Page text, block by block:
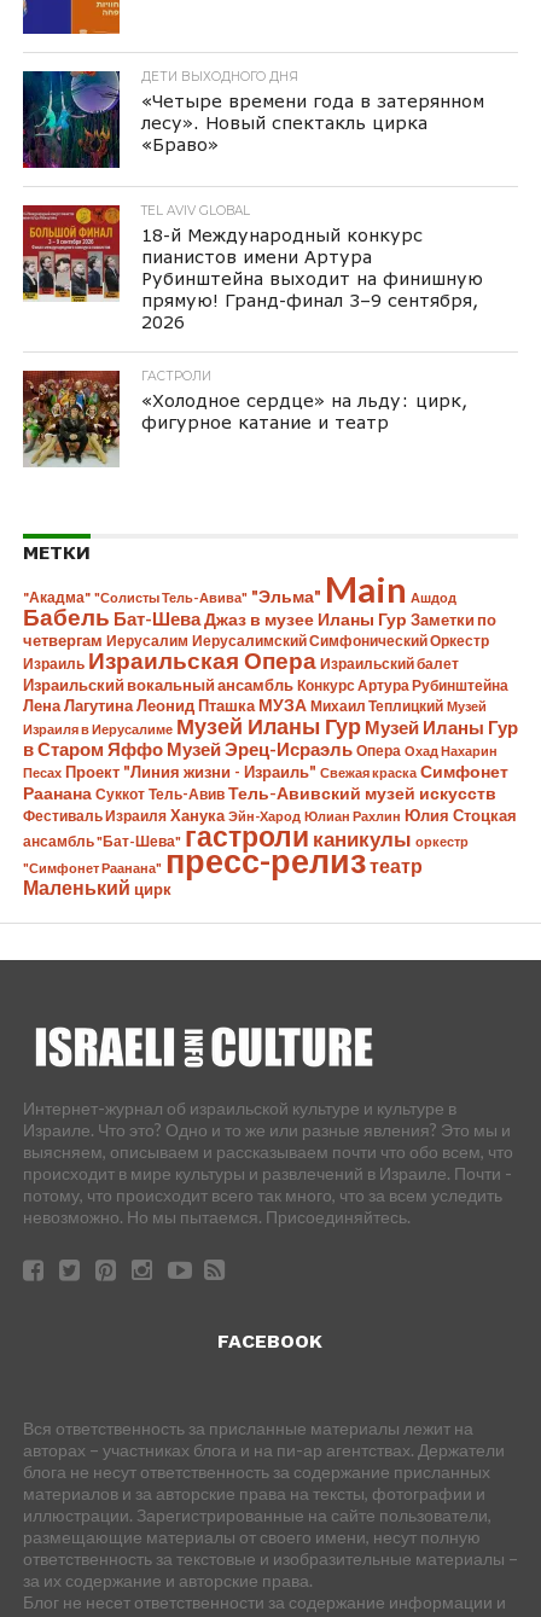
ДЕТИ ВЫХОДНОГО ДНЯ
«Четыре времени года в затерянном
лесу». Новый спектакль цирка
«Браво»
TEL AVIV GLOBAL
18-й Международный конкурс
пианистов имени Артура
Рубинштейна выходит на финишную
прямую! Гранд-финал 3–9 сентября,
2026
ГАСТРОЛИ
«Холодное сердце» на льду: цирк,
фигурное катание и театр
МЕТКИ
"Акадма" "Солисты Тель-Авива" "Эльма" Main Ашдод
Бабель Бат-ШеваДжаз в музее Иланы Гур Заметки по
четвергам Иерусалим Иерусалимский Симфонический Оркестр
Израиль Израильская Опера Израильский балет
Израильский вокальный ансамбль Конкурс Артура Рубинштейна
Лена Лагутина Леонид Пташка МУЗА Михаил Теплицкий Музей
Израиля в Иерусалиме Музей Иланы Гур Музей Иланы Гур
в Старом Яффо Музей Эрец-Исраэль Опера Охад Нахарин
Песах Проект "Линия жизни - Израиль" Свежая краска Симфонет
Раанана Суккот Тель-Авив Тель-Авивский музей искусств
Фестиваль Израиля Ханука Эйн-Харод Юлиан Рахлин Юлия Стоцкая
ансамбль "Бат-Шева" гастроли каникулы оркестр
"Симфонет Раанана" пресс-релизтеатр
Маленький цирк
Интернет-журнал об израильской культуре и культуре в
Израиле. Что это? Одно и то же или разные явления? Это мы и
выясняем, описываем и рассказываем почти что обо всем, что
происходит в мире культуры и развлечений в Израиле. Почти -
потому, что происходит всего так много, что за всем уследить
невозможно. Но мы пытаемся. Присоединяйтесь.
FACEBOOK
Вся ответственность за присланные материалы лежит на
авторах – участниках блога и на пи-ар агентствах. Держатели
блога не несут ответственность за содержание присланных
материалов и за авторские права на тексты, фотографии и
иллюстрации. Зарегистрированные на сайте пользователи,
размещающие материалы от своего имени, несут полную
ответственность за текстовые и изобразительные материалы –
за их содержание и авторские права.
Блог не несет ответственности за содержание информации и